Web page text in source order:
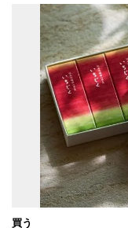
買う